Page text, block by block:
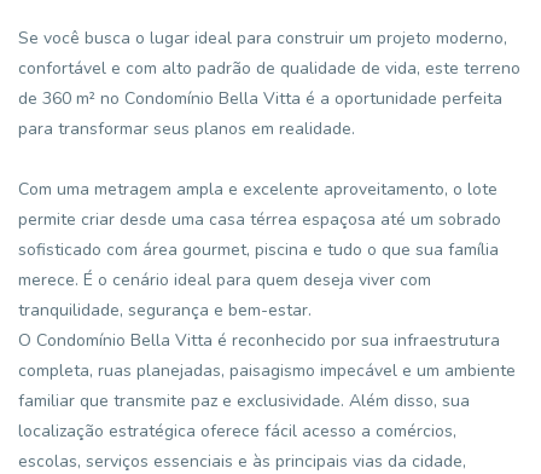
Se você busca o lugar ideal para construir um projeto moderno,
confortável e com alto padrão de qualidade de vida, este terreno
de 360 m² no Condomínio Bella Vitta é a oportunidade perfeita
para transformar seus planos em realidade.
Com uma metragem ampla e excelente aproveitamento, o lote
permite criar desde uma casa térrea espaçosa até um sobrado
sofisticado com área gourmet, piscina e tudo o que sua família
merece. É o cenário ideal para quem deseja viver com
tranquilidade, segurança e bem-estar.
O Condomínio Bella Vitta é reconhecido por sua infraestrutura
completa, ruas planejadas, paisagismo impecável e um ambiente
familiar que transmite paz e exclusividade. Além disso, sua
localização estratégica oferece fácil acesso a comércios,
escolas, serviços essenciais e às principais vias da cidade,